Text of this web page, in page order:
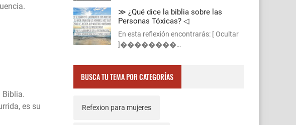
Biblia.
es su
≫ ¿Qué dice la biblia sobre las
Personas Tóxicas? ◁
En esta reflexión encontrarás: [ Ocultar
]��������…
BUSCA TU TEMA POR CATEGORÍAS
Refexion para mujeres